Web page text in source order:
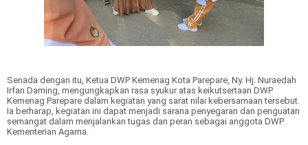
Senada dengan itu, Ketua DWP Kemenag Kota Parepare, Ny. Hj. Nuraedah
Irfan Daming, mengungkapkan rasa syukur atas keikutsertaan DWP
Kemenag Parepare dalam kegiatan yang sarat nilai kebersamaan tersebut.
Ia berharap, kegiatan ini dapat menjadi sarana penyegaran dan penguatan
semangat dalam menjalankan tugas dan peran sebagai anggota DWP
Kementerian Agama.